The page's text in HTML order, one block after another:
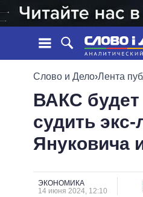
ЛЕНТА
СОБЫТИЯ
СТАТЬИ
МНЕНИЯ
ОБЗОРЫ
ДАЙДЖЕСТЫ
ВСЕ ПОЛИТИКИ
ПРЕЗИДЕНТ И ОФИС
ВЕРХОВНАЯ РАДА
Слово и Дело›Лента
ВАКС будет
судить экс-
Януковича
ЭКОНОМИКА
14 июня 2024, 12:10